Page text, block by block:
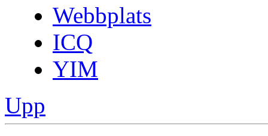
Webbplats
ICQ
YIM
Upp